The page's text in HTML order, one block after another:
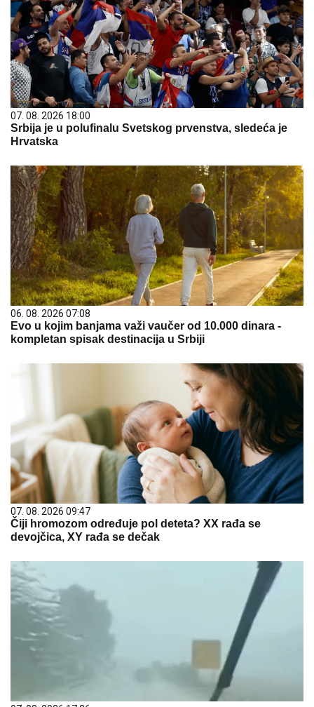
07. 08. 2026 18:00
Srbija je u polufinalu Svetskog prvenstva, sledeća je
Hrvatska
06. 08. 2026 07:08
Evo u kojim banjama važi vaučer od 10.000 dinara -
kompletan spisak destinacija u Srbiji
07. 08. 2026 09:47
Čiji hromozom određuje pol deteta? XX rađa se
devojčica, XY rađa se dečak